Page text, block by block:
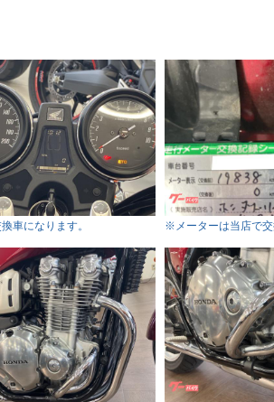
車になります。 ※メーターは当店で交